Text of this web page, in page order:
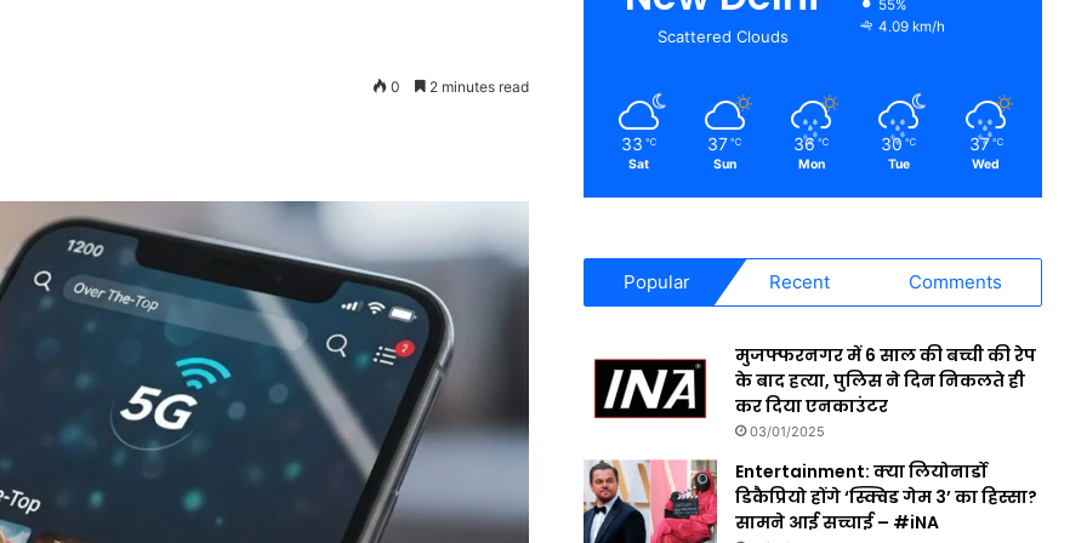
0 2 minutes read
Scattered Clouds
55%
4.09 km/h
33 ℃
Sat
37 ℃
Sun
36 ℃
Mon
30 ℃
Tue
37 ℃
Wed
Popular Recent Comments
मुजफ्फरनगर में 6 साल की बच्ची की रेप
के बाद हत्या, पुलिस ने दिन निकलते ही
कर दिया एनकाउंटर
03/01/2025
Entertainment: क्या लियोनार्डो
डिकैप्रियो होंगे ‘स्क्विड गेम 3’ का हिस्सा?
सामने आई सच्चाई – #iNA